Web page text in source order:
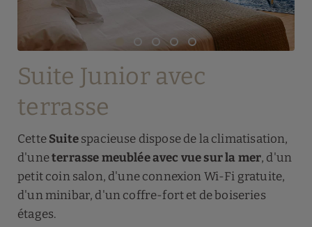
Suite Junior avec
terrasse
CetteSuitespacieuse dispose de la climatisation,
d'uneterrasse meublée avec vue sur la mer, d'un
petit coin salon, d'une connexion Wi-Fi gratuite,
d'un minibar, d'un coffre-fort et de boiseries
étages.